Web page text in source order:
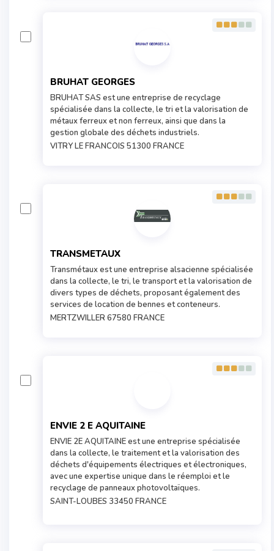
BRUHAT GEORGES
BRUHAT SAS est une entreprise de recyclage
spécialisée dans la collecte, le tri et la valorisation de
métaux ferreux et non ferreux, ainsi que dans la
gestion globale des déchets industriels.
VITRY LE FRANCOIS 51300 FRANCE
TRANSMETAUX
Transmétaux est une entreprise alsacienne spécialisée
dans la collecte, le tri, le transport et la valorisation de
divers types de déchets, proposant également des
services de location de bennes et conteneurs.
MERTZWILLER 67580 FRANCE
ENVIE 2 E AQUITAINE
ENVIE 2E AQUITAINE est une entreprise spécialisée
dans la collecte, le traitement et la valorisation des
déchets d'équipements électriques et électroniques,
avec une expertise unique dans le réemploi et le
recyclage de panneaux photovoltaïques.
SAINT-LOUBES 33450 FRANCE